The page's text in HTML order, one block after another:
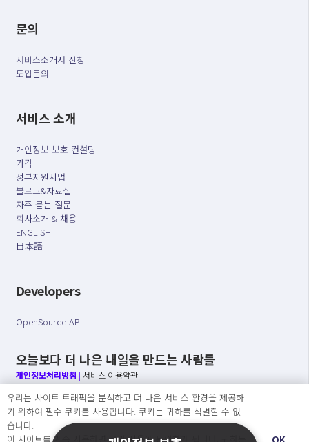
문의
서비스소개서 신청
도입문의
서비스 소개
개인정보 보호 컨설팅
가격
정부지원사업
블로그&자료실
자주 묻는 질문
회사소개 & 채용
ENGLISH
日本語
Developers
OpenSource API
오늘보다 더 나은 내일을 만드는 사람들
개인정보처리방침 | 서비스 이용약관
○ 개인정보보호 컴플라이언스를 선도하겠습니다.
○ 정보주체의 권리를 보장하겠습니다.
○ 기업의 개인정보보호를 위한 효율적 관리를 보장하겠습니다.
우리는 사이트 트래픽을 분석하고 더 나은 서비스 환경을 제공하
기 위하여 필수 쿠키를 사용합니다. 쿠키는 귀하를 식별할 수 없
습니다.
이 사이트를 계속 사용하면 쿠키 사용에 동의하게 됩니다. 귀하는
OK